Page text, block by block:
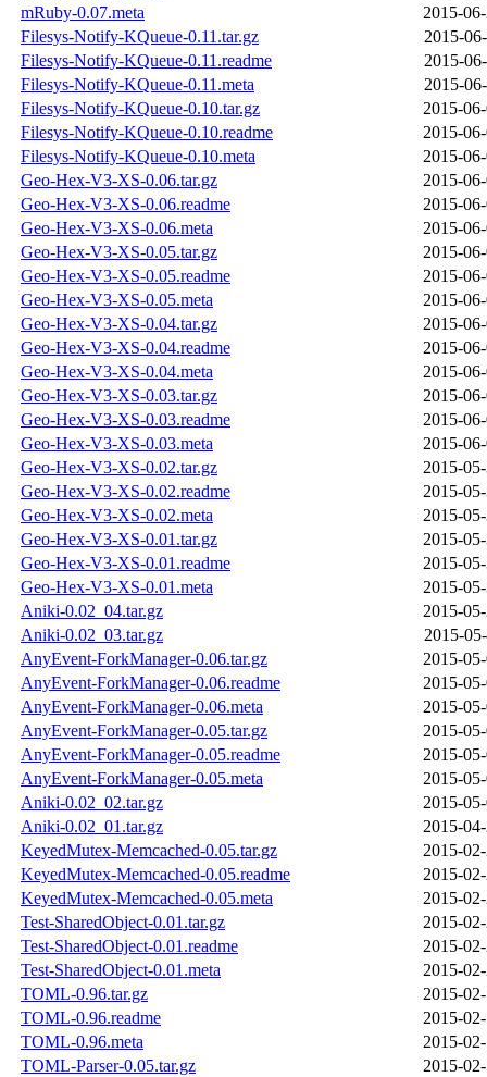
mRuby-0.07.meta
2015-
Filesys-Notify-KQueue-0.11.tar.gz
2015-
Filesys-Notify-KQueue-0.11.readme
2015-
Filesys-Notify-KQueue-0.11.meta
2015-
Filesys-Notify-KQueue-0.10.tar.gz
2015-
Filesys-Notify-KQueue-0.10.readme
2015-
Filesys-Notify-KQueue-0.10.meta
2015-
Geo-Hex-V3-XS-0.06.tar.gz
2015-
Geo-Hex-V3-XS-0.06.readme
2015-
Geo-Hex-V3-XS-0.06.meta
2015-
Geo-Hex-V3-XS-0.05.tar.gz
2015-
Geo-Hex-V3-XS-0.05.readme
2015-
Geo-Hex-V3-XS-0.05.meta
2015-
Geo-Hex-V3-XS-0.04.tar.gz
2015-
Geo-Hex-V3-XS-0.04.readme
2015-
Geo-Hex-V3-XS-0.04.meta
2015-
Geo-Hex-V3-XS-0.03.tar.gz
2015-
Geo-Hex-V3-XS-0.03.readme
2015-
Geo-Hex-V3-XS-0.03.meta
2015-
Geo-Hex-V3-XS-0.02.tar.gz
2015-
Geo-Hex-V3-XS-0.02.readme
2015-
Geo-Hex-V3-XS-0.02.meta
2015-
Geo-Hex-V3-XS-0.01.tar.gz
2015-
Geo-Hex-V3-XS-0.01.readme
2015-
Geo-Hex-V3-XS-0.01.meta
2015-
Aniki-0.02_04.tar.gz
2015-
Aniki-0.02_03.tar.gz
2015-
AnyEvent-ForkManager-0.06.tar.gz
2015-
AnyEvent-ForkManager-0.06.readme
2015-
AnyEvent-ForkManager-0.06.meta
2015-
AnyEvent-ForkManager-0.05.tar.gz
2015-
AnyEvent-ForkManager-0.05.readme
2015-
AnyEvent-ForkManager-0.05.meta
2015-
Aniki-0.02_02.tar.gz
2015-
Aniki-0.02_01.tar.gz
2015-
KeyedMutex-Memcached-0.05.tar.gz
2015-
KeyedMutex-Memcached-0.05.readme
2015-
KeyedMutex-Memcached-0.05.meta
2015-
Test-SharedObject-0.01.tar.gz
2015-
Test-SharedObject-0.01.readme
2015-
Test-SharedObject-0.01.meta
2015-
TOML-0.96.tar.gz
2015-
TOML-0.96.readme
2015-
TOML-0.96.meta
2015-
TOML-Parser-0.05.tar.gz
2015-